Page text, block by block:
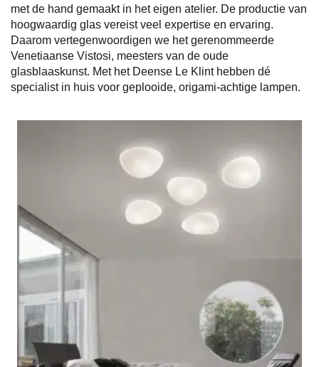
met de hand gemaakt in het eigen atelier. De productie van
hoogwaardig glas vereist veel expertise en ervaring.
Daarom vertegenwoordigen we het gerenommeerde
Venetiaanse Vistosi, meesters van de oude
glasblaaskunst. Met het Deense Le Klint hebben dé
specialist in huis voor geplooide, origami-achtige lampen.